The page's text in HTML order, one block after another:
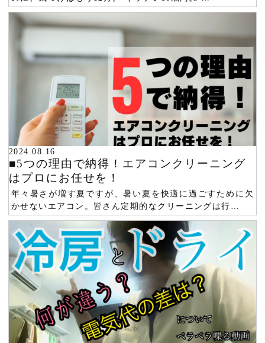
2024.08.16
■5つの理由で納得！エアコンクリーニング
はプロにお任せを！
年々暑さが増す夏ですが、暑い夏を快適に過ごすために欠
かせないエアコン。皆さん定期的なクリーニングは行…